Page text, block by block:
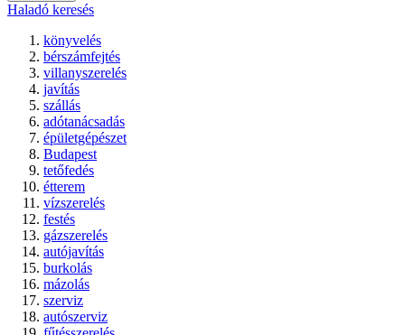
Haladó keresés
könyvelés
bérszámfejtés
villanyszerelés
javítás
szállás
adótanácsadás
épületgépészet
Budapest
tetőfedés
étterem
vízszerelés
festés
gázszerelés
autójavítás
burkolás
mázolás
szerviz
autószerviz